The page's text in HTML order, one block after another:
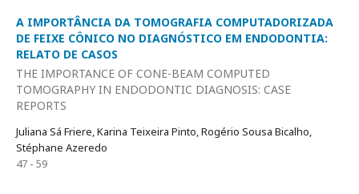
A IMPORTÂNCIA DA TOMOGRAFIA COMPUTADORIZADA
DE FEIXE CÔNICO NO DIAGNÓSTICO EM ENDODONTIA:
RELATO DE CASOS
THE IMPORTANCE OF CONE-BEAM COMPUTED
TOMOGRAPHY IN ENDODONTIC DIAGNOSIS: CASE
REPORTS
Juliana Sá Friere, Karina Teixeira Pinto, Rogério Sousa Bicalho,
Stéphane Azeredo
47 - 59